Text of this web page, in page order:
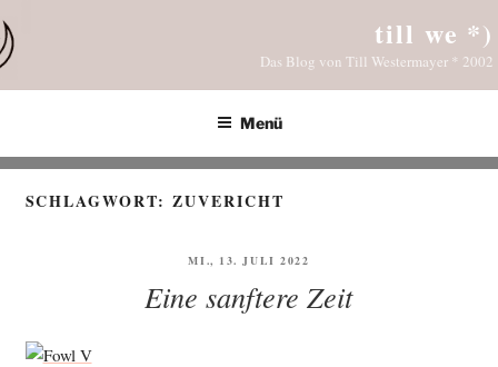
Inhalt
springen
till we *)
Das Blog von Till Westermayer * 2002
Menü
SCHLAGWORT:ZUVERICHT
VERÖFFENTLICHT
MI., 13. JULI 2022
Eine sanftere Zeit